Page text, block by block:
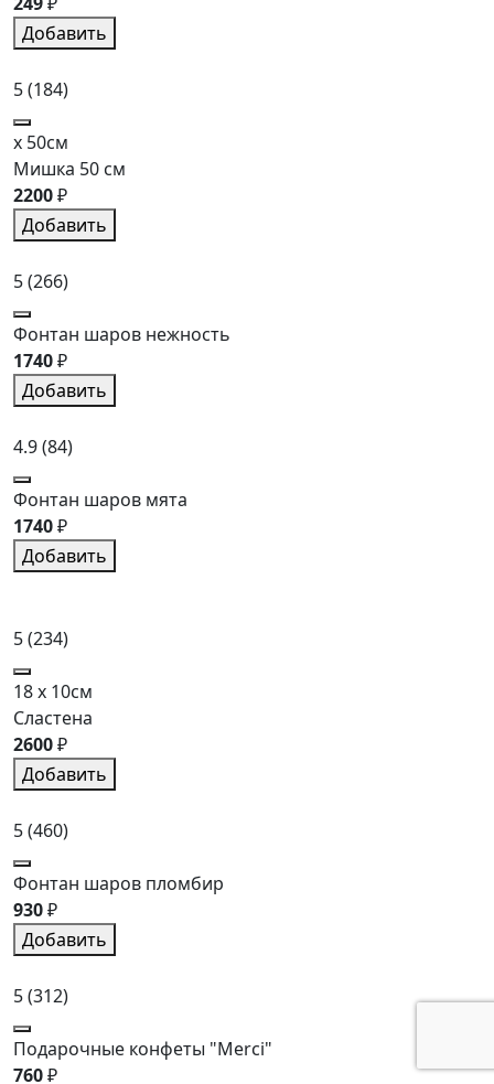
Добавить
5(184)
x 50см
Мишка 50 см
2200₽
Добавить
5(266)
Фонтан шаров нежность
1740₽
Добавить
4.9(84)
Фонтан шаров мята
1740₽
Добавить
5(234)
18 x 10см
Сластена
2600₽
Добавить
5(460)
Фонтан шаров пломбир
930₽
Добавить
5(312)
Подарочные конфеты "Merci"
760₽